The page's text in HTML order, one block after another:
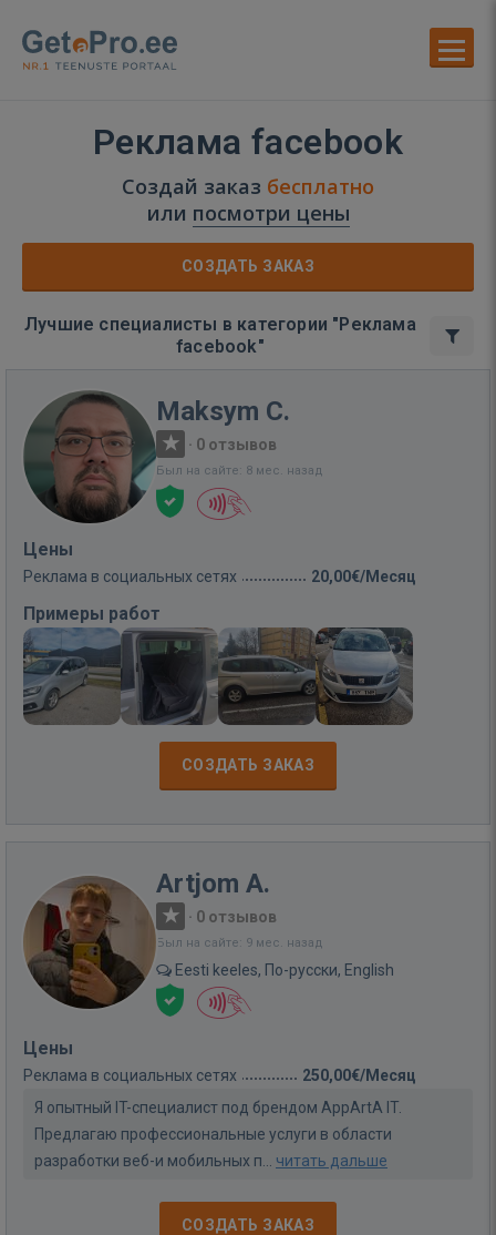
Реклама facebook
Создай заказ бесплатно
или посмотри цены
СОЗДАТЬ ЗАКАЗ
Лучшие специалисты в категории "Реклама
facebook"
Maksym C.
· 0 отзывов
Был на сайте: 8 мес. назад
Цены
Реклама в социальных сетях 20,00€/Месяц
Примеры работ
СОЗДАТЬ ЗАКАЗ
Artjom A.
· 0 отзывов
Был на сайте: 9 мес. назад
Eesti keeles, По-русски, English
Цены
Реклама в социальных сетях
250,00€/Месяц
Я опытный IT-специалист под брендом AppArtA IT.
Предлагаю профессиональные услуги в области
разработки веб-и мобильных п... читать дальше
СОЗДАТЬ ЗАКАЗ